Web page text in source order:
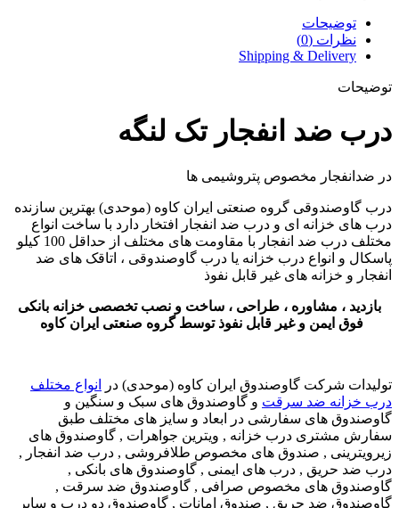
توضیحات
نظرات (0)
Shipping & Delivery
توضیحات
درب ضد انفجار تک لنگه
در ضدانفجار مخصوص پتروشیمی ها
درب گاوصندوقی گروه صنعتی ایران کاوه (موحدی) بهترین سازنده
درب های خزانه ای و درب ضد انفجار افتخار دارد با ساخت انواع
مختلف درب ضد انفجار با مقاومت های مختلف از حداقل 100 کیلو
پاسکال و انواع درب خزانه یا درب گاوصندوقی ، اتاقک های ضد
انفجار و خزانه های غیر قابل نفوذ
بازدید ، مشاوره ، طراحی ، ساخت و نصب تخصصی خزانه بانکی
فوق ایمن و غیر قابل نفوذ توسط گروه صنعتی ایران کاوه
تولیدات شرکت گاوصندوق ایران کاوه (موحدی) در
انواع مختلف
درب خزانه ضد سرقت و گاوصندوق های سبک و سنگین و
گاوصندوق های سفارشی در ابعاد و سایز های مختلف طبق
سفارش مشتری درب خزانه , ویترین جواهرات , گاوصندوق های
زیرویترینی , صندوق های مخصوص طلافروشی , درب ضد انفجار ,
درب ضد حریق , درب های ایمنی , گاوصندوق های بانکی ,
گاوصندوق های مخصوص صرافی , گاوصندوق ضد سرقت ,
گاوصندوق ضد حریق , صندوق امانات , گاوصندوق دو درب و سایر